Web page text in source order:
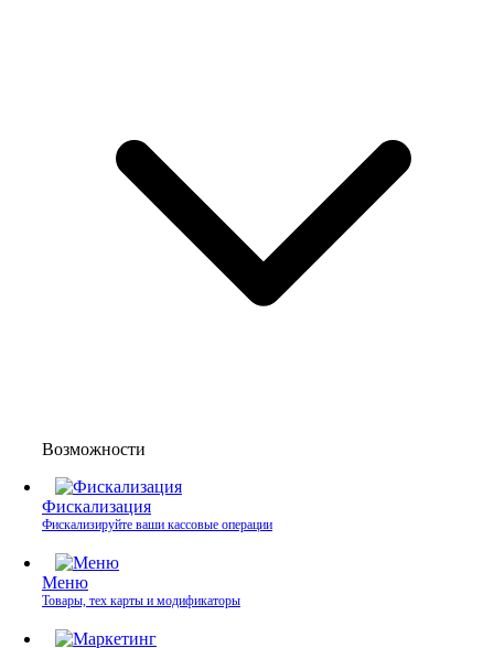
Возможности
Фискализация
Фискализируйте ваши кассовые операции
Меню
Товары, тех карты и модификаторы